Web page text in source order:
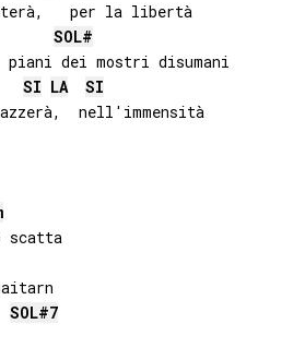
Il nostro cuore batterà,   per la libertà
SOL#
SI LA
SI
nell'immensità
scatta
SOL#7